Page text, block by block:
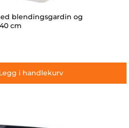
blendingsgardin og
cm
i handlekurv